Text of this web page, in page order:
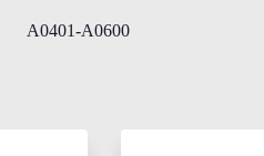
A0401-A0600